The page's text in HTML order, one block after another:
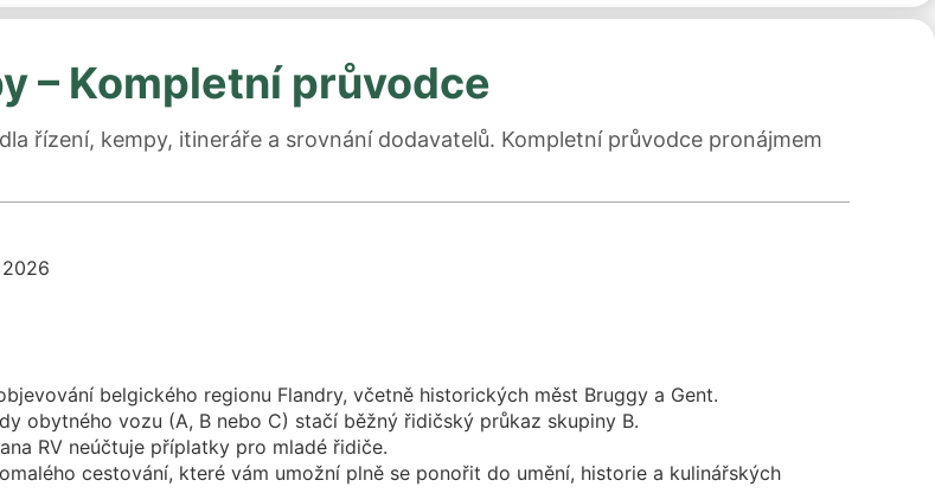
– Kompletní průvodce
řízení, kempy, itineráře a srovnání dodavatelů. Kompletní průvodce pronájmem
belgického regionu Flandry, včetně historických měst Bruggy a Gent.
obytného vozu (A, B nebo C) stačí běžný řidičský průkaz skupiny B.
RV neúčtuje příplatky pro mladé řidiče.
cestování, které vám umožní plně se ponořit do umění, historie a kulinářských